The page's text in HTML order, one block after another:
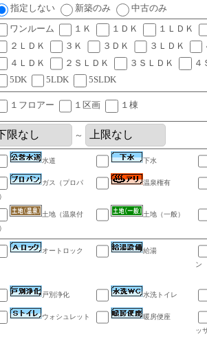
指定しない 新築のみ 中古のみ
ワンルーム １Ｋ １ＤＫ １ＬＤＫ
２ＬＤＫ
３Ｋ ３ＤＫ ３ＬＤＫ
４ＬＤＫ
２ＳＬＤＫ ３ＳＬＤＫ ４
5DK
5LDK
5SLDK
１フロアー １区画 １棟
～
水道 下水
ガス（プロパ
温泉権有
土地（温泉付
土地（一般）
オートロック 給湯
ン
戸別浄化 水洗トイレ
ウォシュレット 暖房便座
ッ